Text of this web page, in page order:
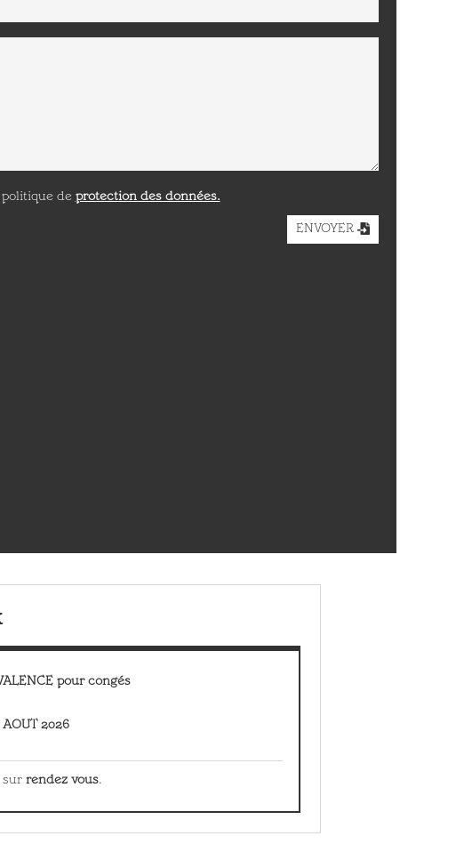
politique de protection des données.
ENVOYER
pour congés
AOUT 2026
sur rendez vous.